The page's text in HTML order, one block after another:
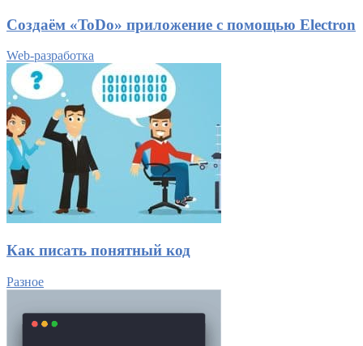
Создаём «ToDo» приложение с помощью Electron
Web-разработка
Как писать понятный код
Разное